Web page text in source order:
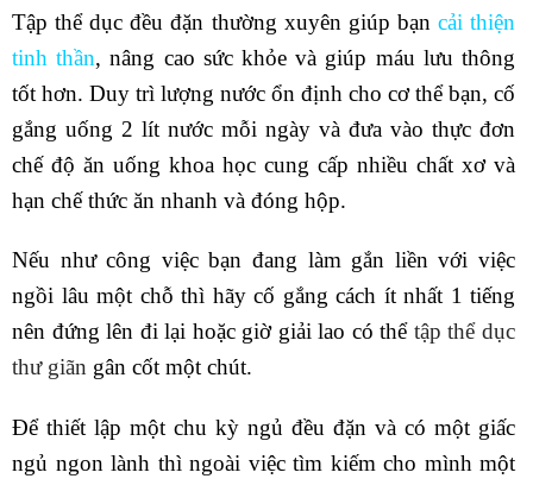
Tập thể dục đều đặn thường xuyên giúp bạn cải thiện
tinh thần, nâng cao sức khỏe và giúp máu lưu thông
tốt hơn. Duy trì lượng nước ổn định cho cơ thể bạn, cố
gắng uống 2 lít nước mỗi ngày và đưa vào thực đơn
chế độ ăn uống khoa học cung cấp nhiều chất xơ và
hạn chế thức ăn nhanh và đóng hộp.
Nếu như công việc bạn đang làm gắn liền với việc
ngồi lâu một chỗ thì hãy cố gắng cách ít nhất 1 tiếng
nên đứng lên đi lại hoặc giờ giải lao có thể tập thể dục
thư giãn gân cốt một chút.
Để thiết lập một chu kỳ ngủ đều đặn và có một giấc
ngủ ngon lành thì ngoài việc tìm kiếm cho mình một